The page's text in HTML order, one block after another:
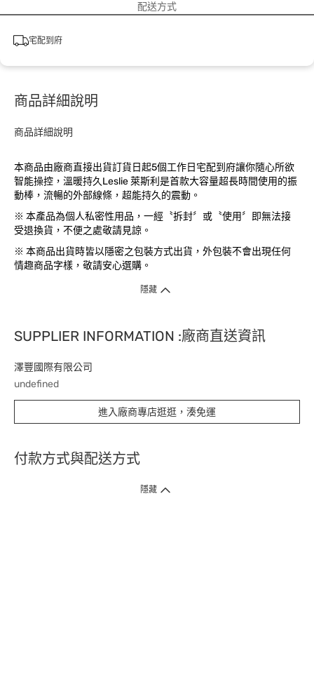
配送方式
宅配到府
商品詳細說明
商品詳細說明
本商品由廠商直接出貨訂貨日起5個工作日宅配到府讓你隨心所欲
智能操控，溫暖持久Leslie 萊斯利是首款大容量超長時間使用的振
動棒，流暢的外部線條，超能持久的震動。
※ 本產品為個人私密性用品，一經〝拆封〞或〝使用〞即無法接
受退換貨，不便之處敬請見諒。
※ 本商品出貨時皆以隱密之包裝方式出貨，外包裝不會出現任何
情趣商品字樣，敬請安心選購。
隱藏
SUPPLIER INFORMATION :廠商直送資訊
澤豐國際有限公司
undefined
進入廠商專店逛逛，湊免運
付款方式與配送方式
隱藏